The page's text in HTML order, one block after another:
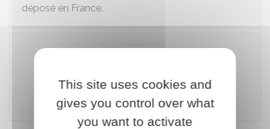
déposé en France.
Agence nationale des titres sécurisés (ANTS)
This site uses cookies and
gives you control over what
you want to activate